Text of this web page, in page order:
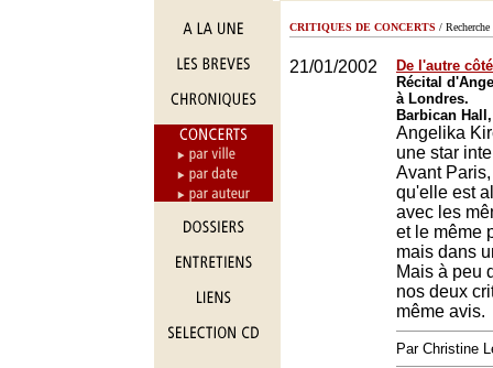
CRITIQUES DE CONCERTS / Recherche
21/01/2002
De l'autre
Récital
à Londres.
Barbican
Angelika
une star
Avant
qu'elle est
avec les
et le même
mais dans
Mais à peu
nos deux
même avis.
Par Christine